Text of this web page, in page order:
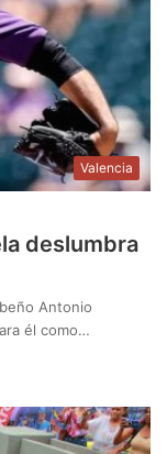
Valencia
deslumbra
Antonio
él como…